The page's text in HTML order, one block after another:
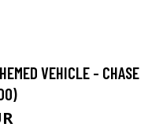
VEHICLE - CHASE